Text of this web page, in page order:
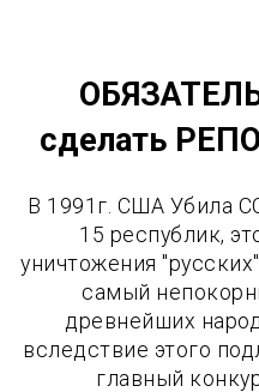
сделать
В 1991г. США Убила
15 республик,
уничтожения
самый
древнейших
вследствие этого
главный